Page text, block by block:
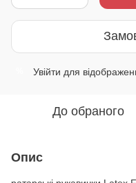
Увійти для
До обраного
Опис